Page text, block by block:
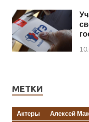
МЕТКИ
Актеры Алексей